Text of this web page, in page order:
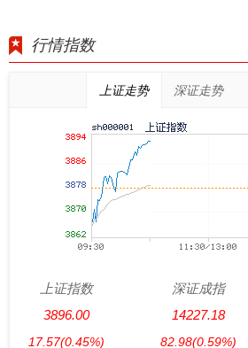
行情指数
上证走势 深证走势
上证指数
3896.00
17.57(0.45%)
深证成指
14227.18
82.98(0.59%)